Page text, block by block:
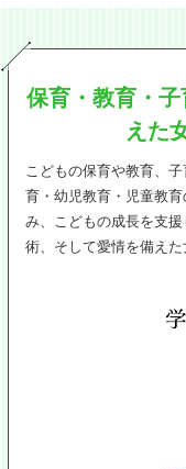
保育・教育・
えた
こどもの保育や教育、
育・幼児教育・児童教
み、こどもの成長を支
術、そして愛情を備えた